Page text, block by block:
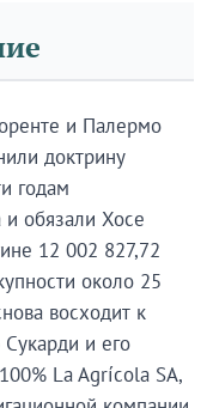
и Палермо
доктрину
годам
и обязали Хосе
12 002 827,72
около 25
восходит к
и его
La Agrícola SA,